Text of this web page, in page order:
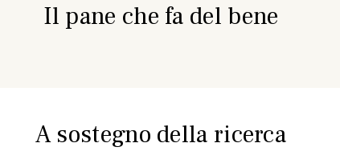
Il pane che fa del bene
A sostegno della ricerca